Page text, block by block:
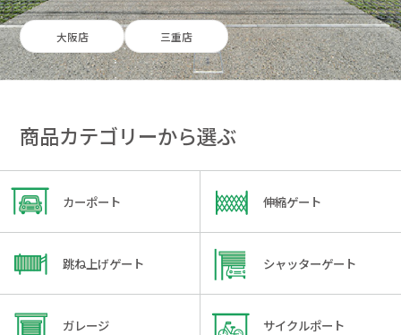
大阪店 三重店
商品カテゴリーから選ぶ
カーポート 伸縮ゲート
跳ね上げゲート シャッターゲート
ガレージ サイクルポート